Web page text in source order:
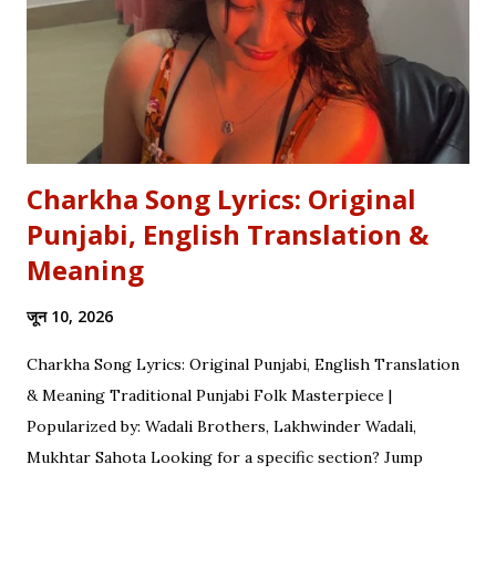
settle that debate once and for all. Whether you are a
student eyeing the lucrative RBI Rajbhasha Adhikari Salary
& Job Profile , a scholar researching Vidyapati...
Charkha Song Lyrics: Original
Punjabi, English Translation &
Meaning
जून 10, 2026
Charkha Song Lyrics: Original Punjabi, English Translation
& Meaning Traditional Punjabi Folk Masterpiece |
Popularized by: Wadali Brothers, Lakhwinder Wadali,
Mukhtar Sahota Looking for a specific section? Jump